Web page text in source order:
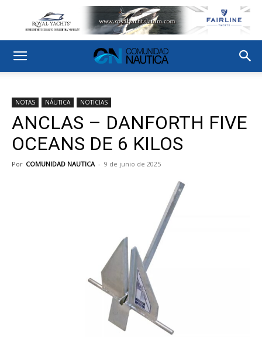
NOTAS NÁUTICA NOTICIAS
ANCLAS – DANFORTH FIVE
OCEANS DE 6 KILOS
Por COMUNIDAD NAUTICA - 9 de junio de 2025